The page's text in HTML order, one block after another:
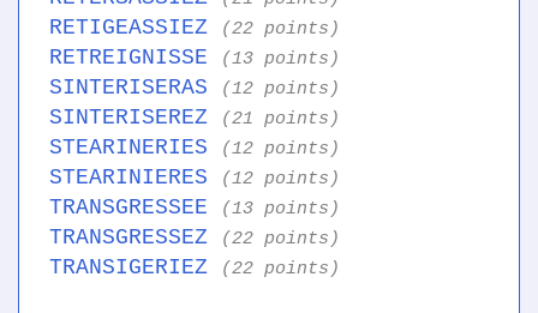
RETIGEASSIEZ (22 points)
RETREIGNISSE (13 points)
SINTERISERAS (12 points)
SINTERISEREZ (21 points)
STEARINERIES (12 points)
STEARINIERES (12 points)
TRANSGRESSEE (13 points)
TRANSGRESSEZ (22 points)
TRANSIGERIEZ (22 points)